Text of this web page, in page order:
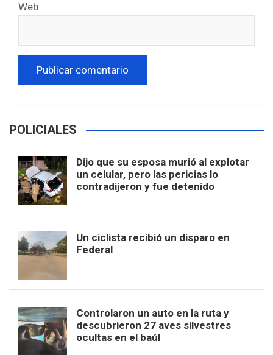
Web
POLICIALES
Dijo que su esposa murió al explotar
un celular, pero las pericias lo
contradijeron y fue detenido
Un ciclista recibió un disparo en
Federal
Controlaron un auto en la ruta y
descubrieron 27 aves silvestres
ocultas en el baúl